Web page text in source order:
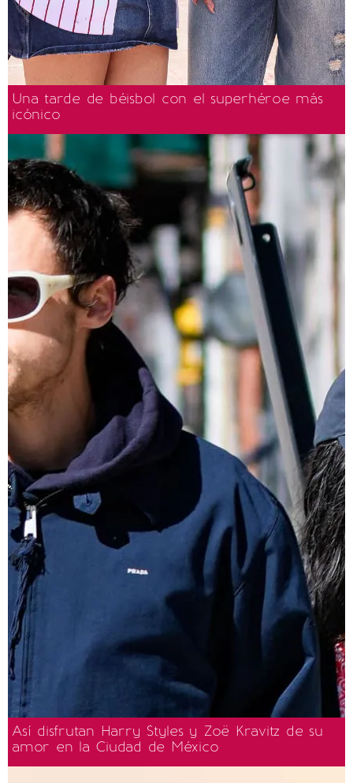
Una tarde de béisbol con el superhéroe más
icónico
Así disfrutan Harry Styles y Zoë Kravitz de su
amor en la Ciudad de México